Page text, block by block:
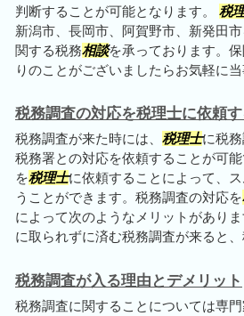
判断することが可能となります。 税
新潟市、長岡市、阿賀野市、新発田
関する税務相談を承っております。
りのことがございましたらお気軽に
税務調査の対応を税理士に依頼
税務調査が来た時には、 税理士に税
税務署との対応を依頼することが可
を税理士に依頼することによって、
うことができます。税務調査の対応を
によって次のようなメリットがあり
に取られずに済む税務調査が来ると
税務調査が入る理由とデメリット
税務調査に関することについては専